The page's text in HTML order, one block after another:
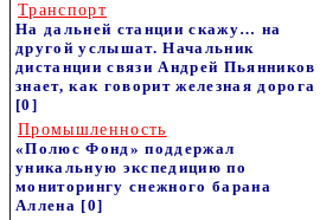
Транспорт
На дальней станции скажу… на
другой услышат. Начальник
дистанции связи Андрей Пьянников
знает, как говорит железная дорога
[0]
Промышленность
«Полюс Фонд» поддержал
уникальную экспедицию по
мониторингу снежного барана
Аллена [0]